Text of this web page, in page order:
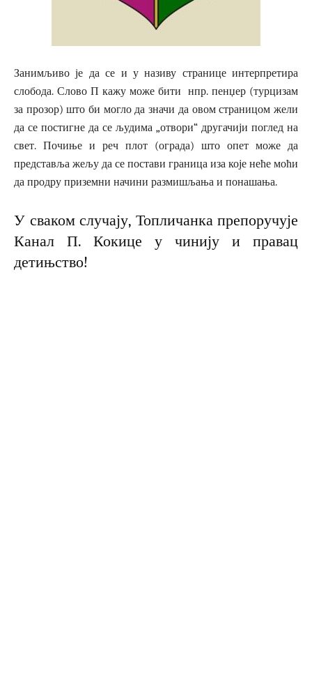
Занимљиво је да се и у називу странице интерпретира
слобода. Слово П кажу може бити нпр. пенџер (турцизам
за прозор) што би могло да значи да овом страницом жели
да се постигне да се људима „отвори“ другачији поглед на
свет. Почиње и реч плот (ограда) што опет може да
представља жељу да се постави граница иза које неће моћи
да продру приземни начини размишљања и понашања.
У сваком случају, Топличанка препоручује
Канал П. Кокице у чинију и правац
детињство!